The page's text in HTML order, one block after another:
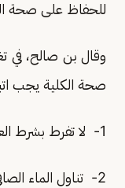
للحفاظ على صحة
وقال بن صالح، في
صحة الكلية يجب
1- لا تفرط بشرط العصائر والسوائل الملونة.
2- تناول الماء الصافي بمعدل لترين يوميًا.